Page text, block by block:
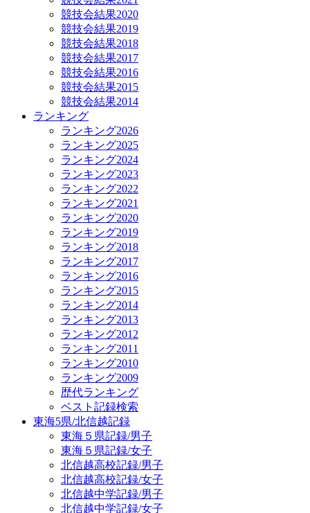
競技会結果2020
競技会結果2019
競技会結果2018
競技会結果2017
競技会結果2016
競技会結果2015
競技会結果2014
ランキング
ランキング2026
ランキング2025
ランキング2024
ランキング2023
ランキング2022
ランキング2021
ランキング2020
ランキング2019
ランキング2018
ランキング2017
ランキング2016
ランキング2015
ランキング2014
ランキング2013
ランキング2012
ランキング2011
ランキング2010
ランキング2009
歴代ランキング
ベスト記録検索
東海5県/北信越記録
東海５県記録/男子
東海５県記録/女子
北信越高校記録/男子
北信越高校記録/女子
北信越中学記録/男子
北信越中学記録/女子